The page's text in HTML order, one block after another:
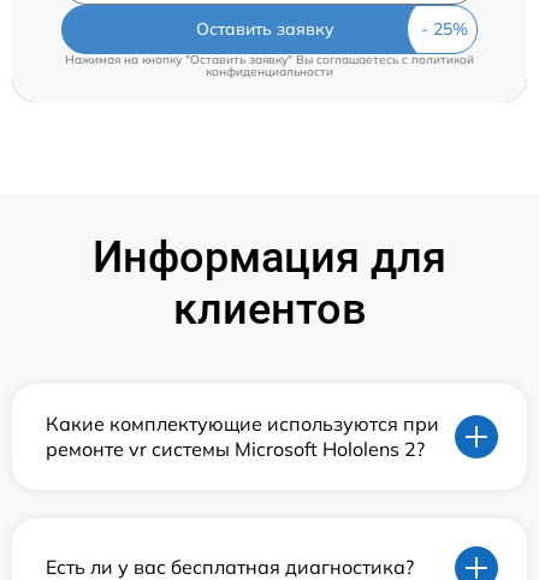
Оставить заявку
Нажимая на кнопку "Оставить заявку" Вы соглашаетесь cполитикой
конфиденциальности
Информация для
клиентов
Какие комплектующие используются при
ремонте vr системы Microsoft Hololens 2?
Есть ли у вас бесплатная диагностика?